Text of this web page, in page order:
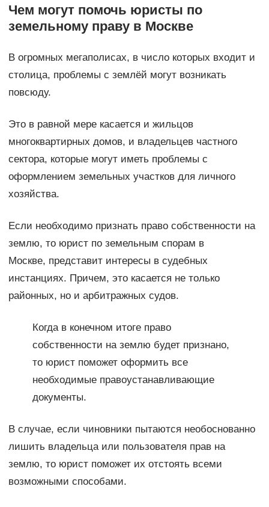
Чем могут помочь юристы по
земельному праву в Москве
В огромных мегаполисах, в число которых входит и
столица, проблемы с землёй могут возникать
повсюду.
Это в равной мере касается и жильцов
многоквартирных домов, и владельцев частного
сектора, которые могут иметь проблемы с
оформлением земельных участков для личного
хозяйства.
Если необходимо признать право собственности на
землю, то юрист по земельным спорам в
Москве, представит интересы в судебных
инстанциях. Причем, это касается не только
районных, но и арбитражных судов.
Когда в конечном итоге право
собственности на землю будет признано,
то юрист поможет оформить все
необходимые правоустанавливающие
документы.
В случае, если чиновники пытаются необоснованно
лишить владельца или пользователя прав на
землю, то юрист поможет их отстоять всеми
возможными способами.